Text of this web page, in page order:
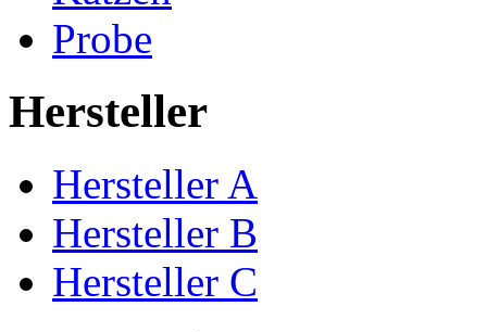
Probe
Hersteller
Hersteller A
Hersteller B
Hersteller C